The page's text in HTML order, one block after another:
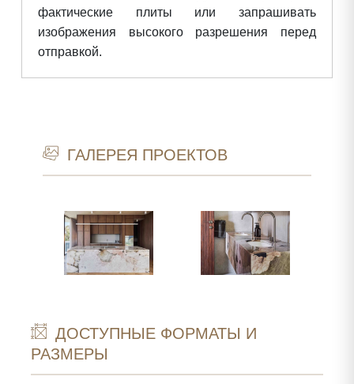
фактические плиты или запрашивать
изображения высокого разрешения перед
отправкой.
ГАЛЕРЕЯ ПРОЕКТОВ
ДОСТУПНЫЕ ФОРМАТЫ И
РАЗМЕРЫ